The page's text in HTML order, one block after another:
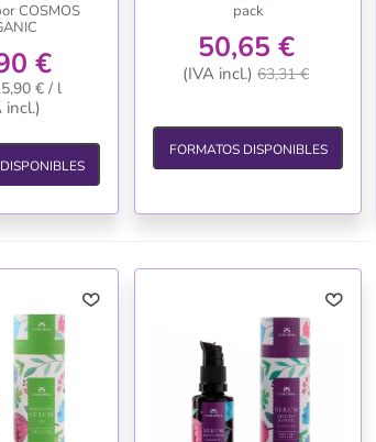
COSMOS
€
€ / l
incl.)
pack
50,65 €
(IVA incl.) 63,31 €
FORMATOS DISPONIBLES